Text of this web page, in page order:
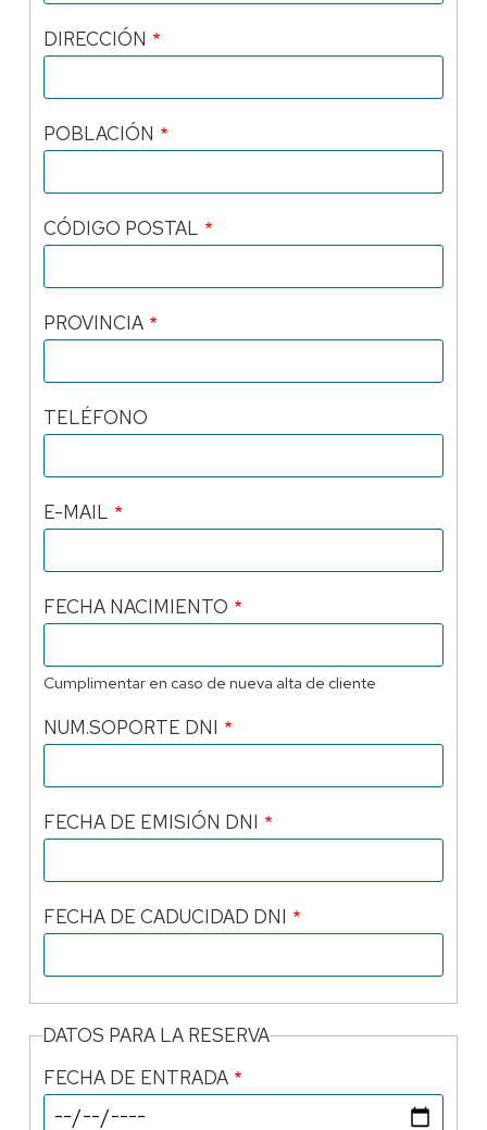
DIRECCIÓN
POBLACIÓN
CÓDIGO POSTAL
PROVINCIA
TELÉFONO
E-MAIL
FECHA NACIMIENTO
Cumplimentar en caso de nueva alta de cliente
NUM.SOPORTE DNI
FECHA DE EMISIÓN DNI
FECHA DE CADUCIDAD DNI
DATOS PARA LA RESERVA
FECHA DE ENTRADA